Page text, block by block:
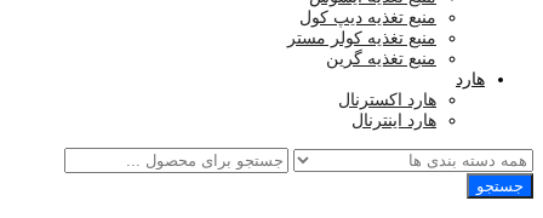
منبع تغذیه دیپ کول
منبع تغذیه کولر مستر
منبع تغذیه گرین
هارد
هارد اکسترنال
هارد اینترنال
جستجو